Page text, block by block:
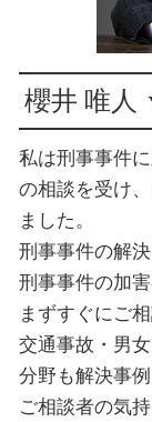
新宿 詐欺
櫻井 唯人
私は刑事事件
の相談を受け
ました。
刑事事件の解
刑事事件の加
まずすぐにご
交通事故・男
分野も解決事例
ご相談者の気